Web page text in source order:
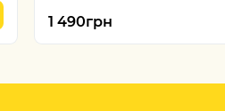
1 490грн